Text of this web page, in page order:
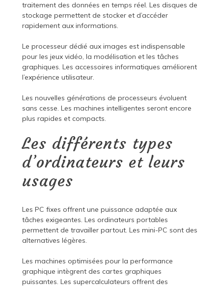
traitement des données en temps réel. Les disques de
stockage permettent de stocker et d’accéder
rapidement aux informations.
Le processeur dédié aux images est indispensable
pour les jeux vidéo, la modélisation et les tâches
graphiques. Les accessoires informatiques améliorent
l’expérience utilisateur.
Les nouvelles générations de processeurs évoluent
sans cesse. Les machines intelligentes seront encore
plus rapides et compacts.
Les différents types
d’ordinateurs et leurs
usages
Les PC fixes offrent une puissance adaptée aux
tâches exigeantes. Les ordinateurs portables
permettent de travailler partout. Les mini-PC sont des
alternatives légères.
Les machines optimisées pour la performance
graphique intègrent des cartes graphiques
puissantes. Les supercalculateurs offrent des